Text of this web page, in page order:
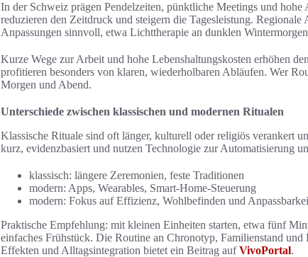
In der Schweiz prägen Pendelzeiten, pünktliche Meetings und
reduzieren den Zeitdruck und steigern die Tagesleistung.
Anpassungen sinnvoll, etwa Lichttherapie an dunklen
Kurze Wege zur Arbeit und hohe Lebenshaltungskosten erhöhen
profitieren besonders von klaren, wiederholbaren Abläufen. Wer
Morgen und Abend.
Unterschiede zwischen klassischen und modernen Ritualen
Klassische Rituale sind oft länger, kulturell oder religiös verankert
kurz, evidenzbasiert und nutzen Technologie zur Automatisierung
klassisch: längere Zeremonien, feste Traditionen
modern: Apps, Wearables, Smart-Home-Steuerung
modern: Fokus auf Effizienz, Wohlbefinden und
Praktische Empfehlung: mit kleinen Einheiten starten, etwa fünf
einfaches Frühstück. Die Routine an Chronotyp, Familienstand
Effekten und Alltagsintegration bietet ein Beitrag aufVivoPortal.